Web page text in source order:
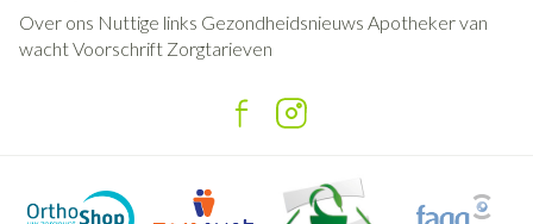
Over ons Nuttige links Gezondheidsnieuws Apotheker van
wachtVoorschrift Zorgtarieven